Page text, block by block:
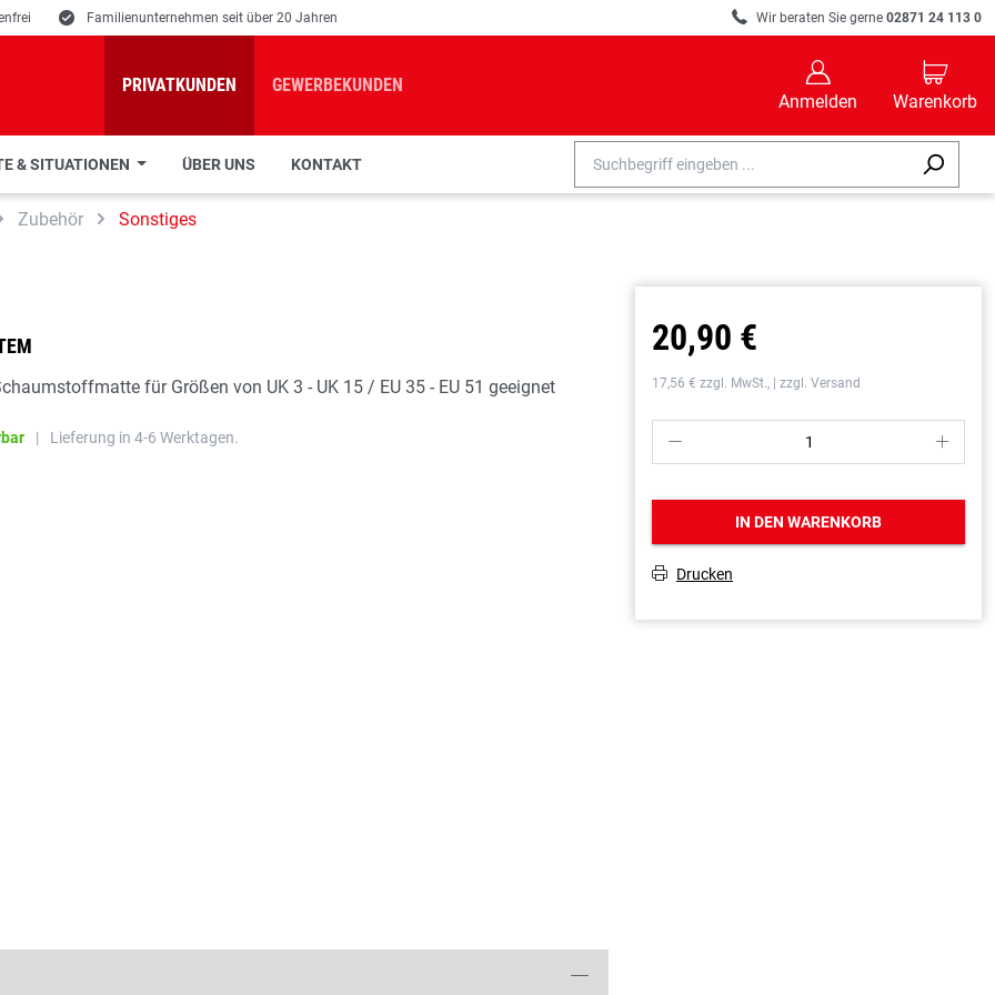
E Familienunternehmen seit über 20 Jahren R Wir beraten Sie gerne 02871 24 113 0
PRIVATKUNDEN GEWERBEKUNDEN
B
Anmelden
C
Warenkorb
& SITUATIONEN ÜBER UNS KONTAKT
Zubehör Sonstiges
für Größen von UK 3 - UK 15 / EU 35 - EU 51 geeignet
| Lieferung in 4-6 Werktagen.
20,90 €
17,56 € zzgl. MwSt., | zzgl. Versand
P S
IN DEN WARENKORB
T Drucken